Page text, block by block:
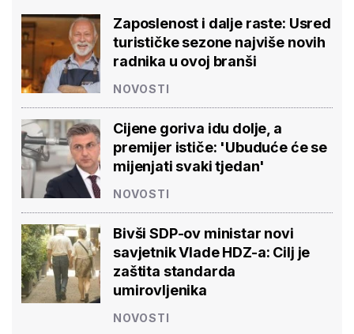
Zaposlenost i dalje raste: Usred
turističke sezone najviše novih
radnika u ovoj branši
NOVOSTI
Cijene goriva idu dolje, a
premijer ističe: 'Ubuduće će se
mijenjati svaki tjedan'
NOVOSTI
Bivši SDP-ov ministar novi
savjetnik Vlade HDZ-a: Cilj je
zaštita standarda
umirovljenika
NOVOSTI